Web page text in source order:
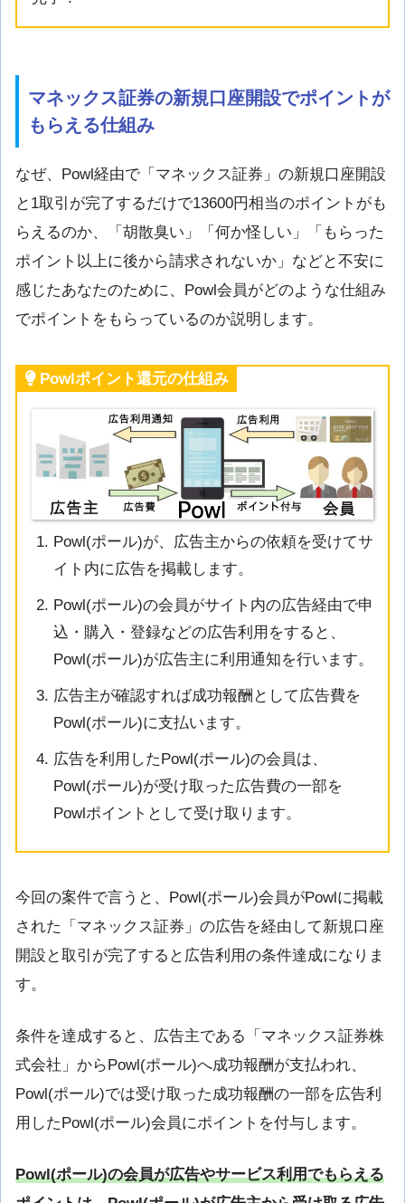
マネックス証券の新規口座開設でポイントが
もらえる仕組み
なぜ、Powl経由で「マネックス証券」の新規口座開設
と1取引が完了するだけで13600円相当のポイントがも
らえるのか、「胡散臭い」「何か怪しい」「もらった
ポイント以上に後から請求されないか」などと不安に
感じたあなたのために、Powl会員がどのような仕組み
でポイントをもらっているのか説明します。
Powlポイント還元の仕組み
Powl(ポール)が、広告主からの依頼を受けてサ
イト内に広告を掲載します。
Powl(ポール)の会員がサイト内の広告経由で申
込・購入・登録などの広告利用をすると、
Powl(ポール)が広告主に利用通知を行います。
広告主が確認すれば成功報酬として広告費を
Powl(ポール)に支払います。
広告を利用したPowl(ポール)の会員は、
Powl(ポール)が受け取った広告費の一部を
Powlポイントとして受け取ります。
今回の案件で言うと、Powl(ポール)会員がPowlに掲載
された「マネックス証券」の広告を経由して新規口座
開設と取引が完了すると広告利用の条件達成になりま
す。
条件を達成すると、広告主である「マネックス証券株
式会社」からPowl(ポール)へ成功報酬が支払われ、
Powl(ポール)では受け取った成功報酬の一部を広告利
用したPowl(ポール)会員にポイントを付与します。
Powl(ポール)の会員が広告やサービス利用でもらえる